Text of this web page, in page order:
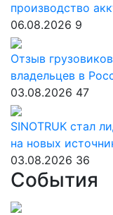
производство
06.08.2026 9
Отзыв
владельцев в
03.08.2026 47
SINOTRUK стал
на новых
03.08.2026 36
События